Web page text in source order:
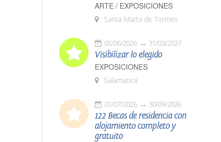
ARTE / EXPOSICIONES
Santa Marta de Tormes
05/06/2026 31/03/2027
Visibilizar lo elegido
EXPOSICIONES
Salamanca
01/07/2026 30/09/2026
122 Becas de residencia con
alojamiento completo y
gratuito